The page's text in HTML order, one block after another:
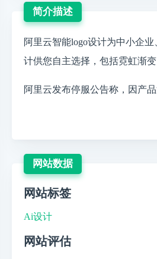
简介描述
阿里云智能logo设计为中小企
计供您自主选择，包括霓虹渐
阿里云发布停服公告称，因产
网站数据
网站标签
Ai设计
网站评估